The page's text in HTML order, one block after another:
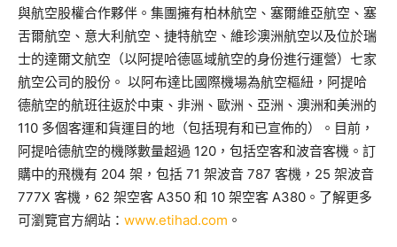
與航空股權合作夥伴。集團擁有柏林航空、塞爾維亞航空、塞
舌爾航空、意大利航空、捷特航空、維珍澳洲航空以及位於瑞
士的達爾文航空（以阿提哈德區域航空的身份進行運營）七家
航空公司的股份。 以阿布達比國際機場為航空樞紐，阿提哈
德航空的航班往返於中東、非洲、歐洲、亞洲、澳洲和美洲的
110 多個客運和貨運目的地（包括現有和已宣佈的）。目前，
阿提哈德航空的機隊數量超過 120，包括空客和波音客機。訂
購中的飛機有 204 架，包括 71 架波音 787 客機，25 架波音
777X 客機，62 架空客 A350 和 10 架空客 A380。了解更多
可瀏覽官方網站： www.etihad.com 。